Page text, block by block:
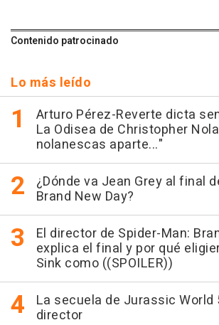
Contenido patrocinado
Lo más leído
Arturo Pérez-Reverte dicta
La Odisea de Christopher
nolanescas aparte..."
¿Dónde va Jean Grey al final
Brand New Day?
El director de Spider-Man:
explica el final y por qué
Sink como ((SPOILER))
La secuela de Jurassic World
director